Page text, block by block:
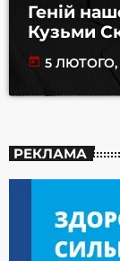
Геній
Кузьми
today 5 ЛЮТОГО,
РЕКЛАМА